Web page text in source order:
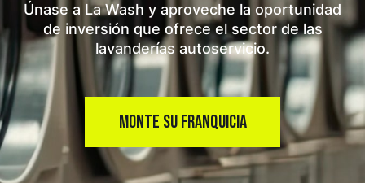
Únase a La Wash y aproveche la oportunidad
de inversión que ofrece el sector de las
lavanderías autoservicio.
MONTE SU FRANQUICIA